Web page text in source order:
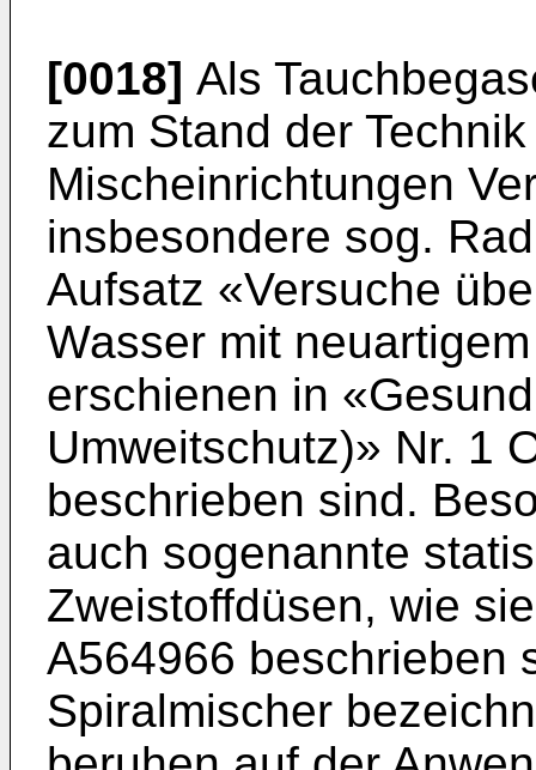
[0018] Als
zum Stand der
Mischeinrichtungen
insbesondere sog.
Aufsatz «Versuche
Wasser mit
erschienen in
Umweitschutz)» Nr. 1
beschrieben sind.
auch sogenannte
Zweistoffdüsen, wie
A564966 beschrieben
Spiralmischer